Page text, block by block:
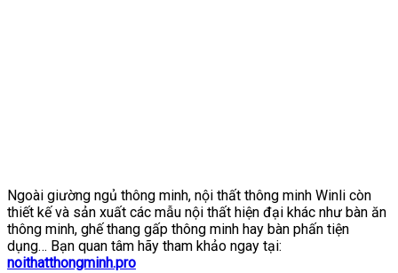
Ngoài giường ngủ thông minh, nội thất thông minh Winli còn
thiết kế và sản xuất các mẫu nội thất hiện đại khác như bàn ăn
thông minh, ghế thang gấp thông minh hay bàn phấn tiện
dụng… Bạn quan tâm hãy tham khảo ngay tại:
noithatthongminh.pro